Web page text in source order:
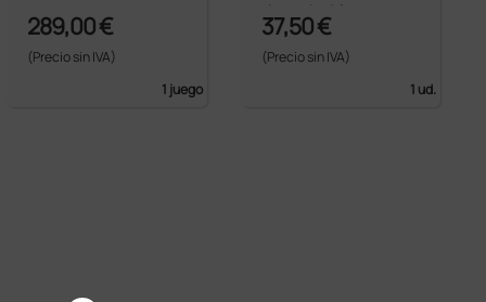
289,00 €
(Precio sin IVA)
1 juego
desechables +
mango de plástico
37,50 €
(Precio sin IVA)
1 ud.